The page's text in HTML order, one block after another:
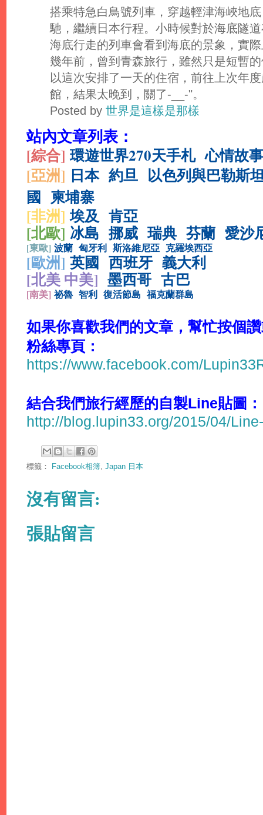
搭乘特急白鳥號列車，穿越輕津海峽地
馳，繼續日本行程。小時候對於海底隧
海底行走的列車會看到海底的景象，實
幾年前，曾到青森旅行，雖然只是短暫
以這次安排了一天的住宿，前往上次年
館，結果太晚到，關了-__-"。
Posted by 世界是這樣是那樣
站內文章列表：
[綜合] 環遊世界270天手札 心情故事
[亞洲] 日本 約旦 以色列與巴勒斯
國 柬埔寨
[非洲]埃及 肯亞
[北歐] 冰島 挪威 瑞典 芬蘭 愛沙
[東歐] 波蘭 匈牙利 斯洛維尼亞 克羅埃西亞
[歐洲] 英國 西班牙 義大利
[北美 中美] 墨西哥 古巴
[南美] 祕魯 智利 復活節島 福克蘭群島
如果你喜歡我們的文章，幫忙按個
粉絲專頁：
https://www.facebook.com/
結合我們旅行經歷的自製Line貼圖：
http://blog.lupin33.org/2015/04/
標籤： Facebook相簿 Japan 日本
沒有留言:
張貼留言